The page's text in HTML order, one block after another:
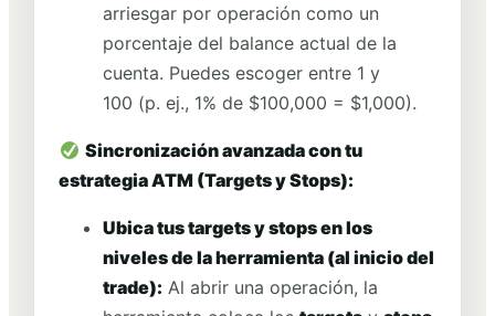
arriesgar por operación como un
porcentaje del balance actual de la
cuenta. Puedes escoger entre 1 y
100 (p. ej., 1% de $100,000 = $1,000).
Sincronización avanzada con tu
estrategia ATM (Targets y Stops):
Ubica tus targets y stops en los
niveles de la herramienta (al inicio del
trade): Al abrir una operación, la